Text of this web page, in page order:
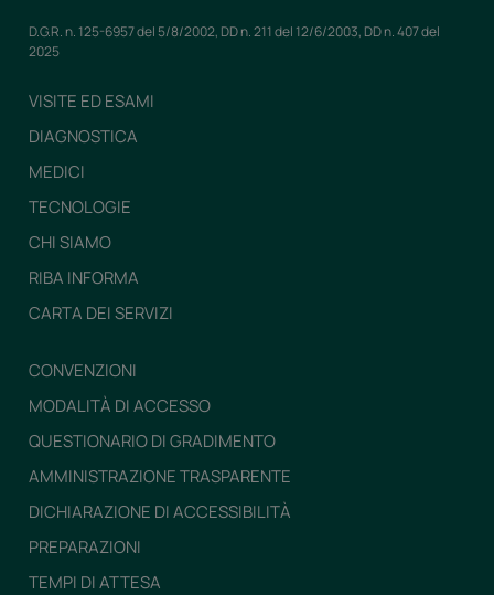
D.G.R. n. 125-6957 del 5/8/2002, DD n. 211 del 12/6/2003, DD n. 407 del
2025
VISITE ED ESAMI
DIAGNOSTICA
MEDICI
TECNOLOGIE
CHI SIAMO
RIBA INFORMA
CARTA DEI SERVIZI
CONVENZIONI
MODALITÀ DI ACCESSO
QUESTIONARIO DI GRADIMENTO
AMMINISTRAZIONE TRASPARENTE
DICHIARAZIONE DI ACCESSIBILITÀ
PREPARAZIONI
TEMPI DI ATTESA